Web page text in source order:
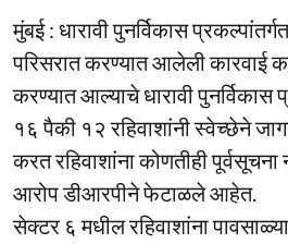
मुंबई : धारावी पुनर्विकास
परिसरात करण्यात आलेली कारवाई
करण्यात आल्याचे धारावी
१६ पैकी १२ रहिवाशांनी स्वेच्छेने
करत रहिवाशांना कोणतीही
आरोप डीआरपीने फेटाळले आहेत.
सेक्टर ६ मधील रहिवाशांना